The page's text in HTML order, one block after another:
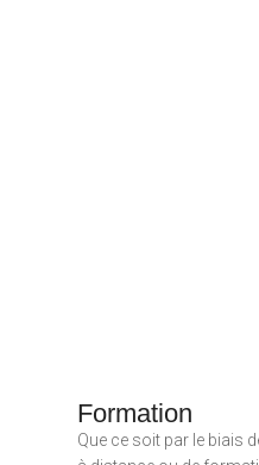
Formation
Que ce soit par le biais